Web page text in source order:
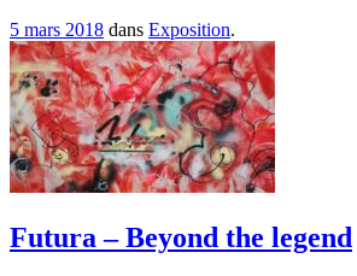
5 mars 2018 dans Exposition.
Futura – Beyond the legend